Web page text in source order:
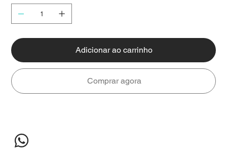
Adicionar ao carrinho
Comprar agora